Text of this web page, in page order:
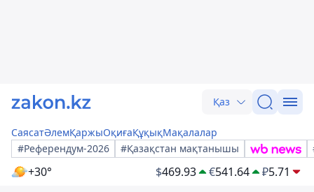
Қаз
СаясатӘлемҚаржыОқиғаҚұқықМақалалар
#Референдум-2026
#Қазақстан мақтанышы
+30° $469.93 €541.64 ₽5.71